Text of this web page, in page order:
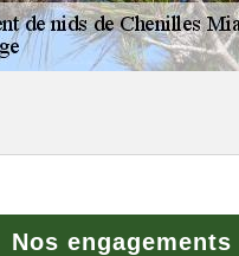
Nos engagements